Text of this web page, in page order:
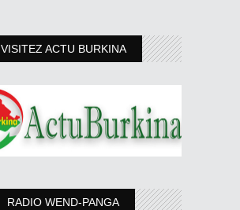
VISITEZ ACTU BURKINA
RADIO WEND-PANGA